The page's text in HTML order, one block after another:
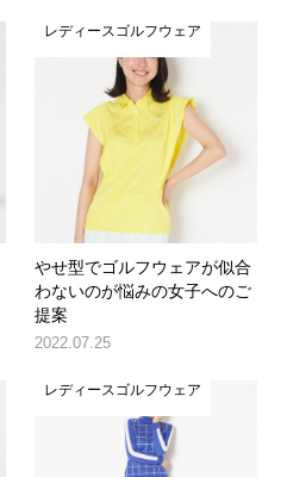
レディースゴルフウェア
やせ型でゴルフウェアが似合
わないのが悩みの女子へのご
提案
2022.07.25
レディースゴルフウェア